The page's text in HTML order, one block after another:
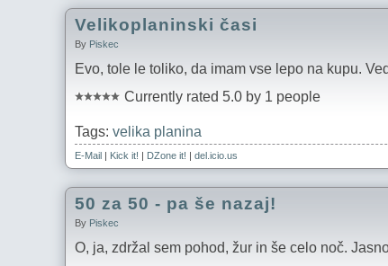
Velikoplaninski časi
By Piskec
Evo, tole le toliko, da imam vse lepo na kupu.
Currently rated 5.0 by 1 people
Tags: velika planina
E-Mail | Kick it! | DZone it! | del.icio.us
50 za 50 - pa še nazaj!
By Piskec
O, ja, zdržal sem pohod, žur in še celo noč.